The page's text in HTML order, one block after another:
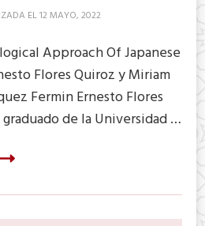
EL12 MAYO, 2022
Approach Of Japanese
Flores Quiroz y Miriam
Fermin Ernesto Flores
de la Universidad …